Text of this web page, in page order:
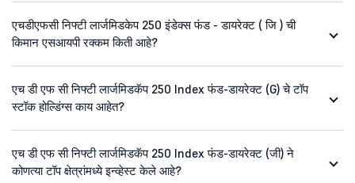
एचडीएफसी निफ्टी लार्जमिडकेप 250 इंडेक्स फंड - डायरेक्ट ( जि ) ची
किमान एसआयपी रक्कम किती आहे?
एच डी एफ सी निफ्टी लार्जमिडकॅप 250 Index फंड-डायरेक्ट (G) चे टॉप
स्टॉक होल्डिंग्स काय आहेत?
एच डी एफ सी निफ्टी लार्जमिडकॅप 250 Index फंड-डायरेक्ट (जी) ने
कोणत्या टॉप क्षेत्रांमध्ये इन्व्हेस्ट केले आहे?